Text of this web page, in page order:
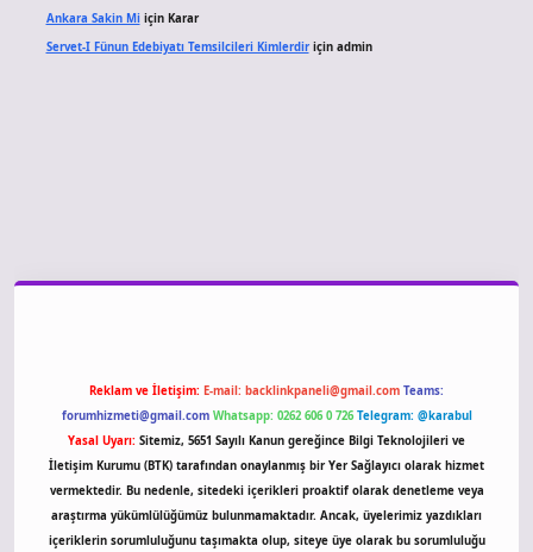
Ankara Sakin Miiçin Karar
Servet-I Fünun Edebiyatı Temsilcileri Kimlerdiriçin admin
Reklam ve İletişim: E-mail: backlinkpaneli@gmail.com Teams:
forumhizmeti@gmail.com Whatsapp: 0262 606 0 726 Telegram: @karabul
Yasal Uyarı: Sitemiz, 5651 Sayılı Kanun gereğince Bilgi Teknolojileri ve
İletişim Kurumu (BTK) tarafından onaylanmış bir Yer Sağlayıcı olarak hizmet
vermektedir. Bu nedenle, sitedeki içerikleri proaktif olarak denetleme veya
araştırma yükümlülüğümüz bulunmamaktadır. Ancak, üyelerimiz yazdıkları
içeriklerin sorumluluğunu taşımakta olup, siteye üye olarak bu sorumluluğu